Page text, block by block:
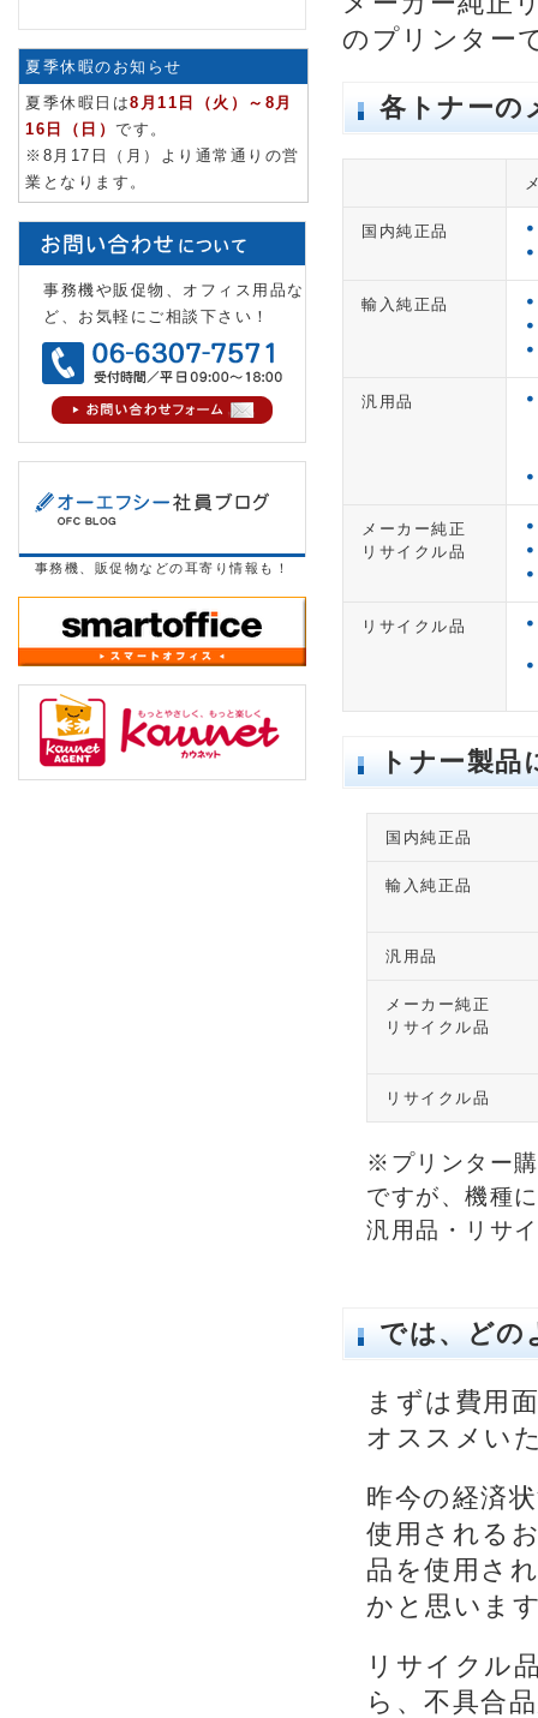
夏季休暇のお知らせ
夏季休暇日は8月11日（火）～8月
16日（日） です。
※8月17日（月）より通常通りの営
業となります。
事務機や販促物、オフィス用品な
ど、お気軽にご相談下さい！
事務機、販促物などの耳寄り情報も！
のプリンター
各トナーの
国内純正品
輸入純正品
汎用品
メーカー純正
リサイクル品
リサイクル品
トナー製品
国内純正品
輸入純正品
汎用品
メーカー純正
リサイクル品
リサイクル品
※プリンター
ですが、機種
汎用品・リサ
では、どの
まずは費用
オススメい
昨今の経済
使用される
品を使用さ
かと思いま
リサイクル
ら、不具合